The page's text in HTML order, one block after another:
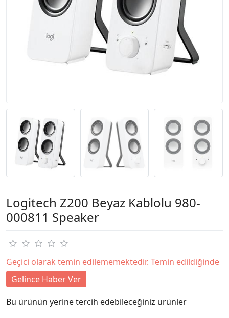
Logitech Z200 Beyaz Kablolu 980-
000811 Speaker
Geçici olarak temin edilememektedir. Temin edildiğinde
Gelince Haber Ver
Bu ürünün yerine tercih edebileceğiniz ürünler